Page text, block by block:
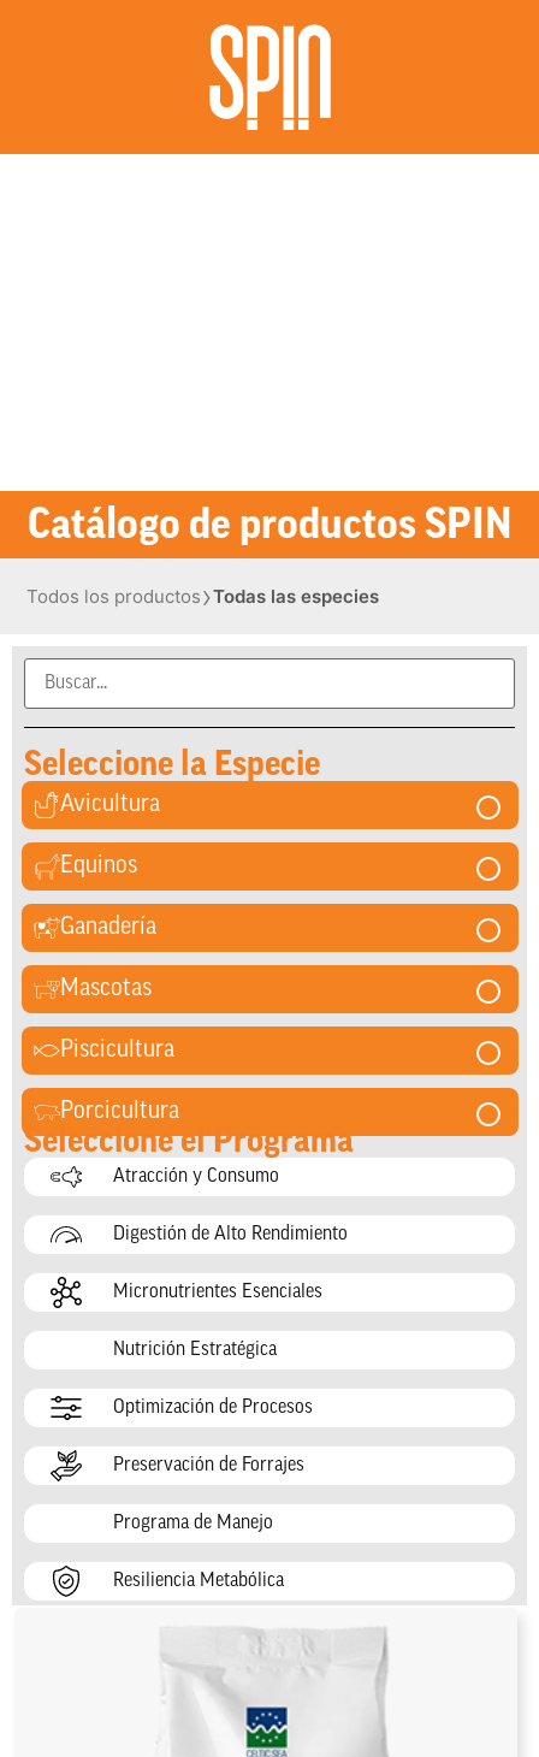
Catálogo de productos SPIN
Todos los productos›Todas las especies
Seleccione la Especie
Avicultura
Equinos
Ganadería
Mascotas
Piscicultura
Porcicultura
Seleccione el Programa
Atracción y Consumo
Digestión de Alto Rendimiento
Micronutrientes Esenciales
Nutrición Estratégica
Optimización de Procesos
Preservación de Forrajes
Programa de Manejo
Resiliencia Metabólica